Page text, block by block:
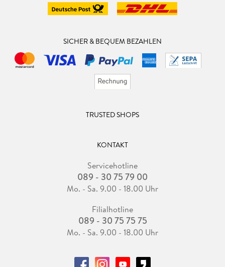
SICHER & BEQUEM BEZAHLEN
TRUSTED SHOPS
KONTAKT
Servicehotline
089 - 30 75 79 00
Mo. - Sa. 9.00 - 18.00 Uhr
Filialhotline
089 - 30 75 75 75
Mo. - Sa. 9.00 - 18.00 Uhr